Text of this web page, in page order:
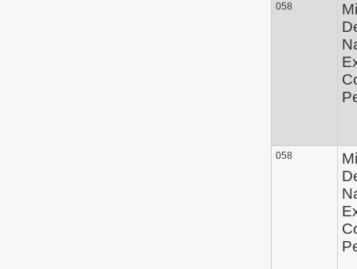
058
058